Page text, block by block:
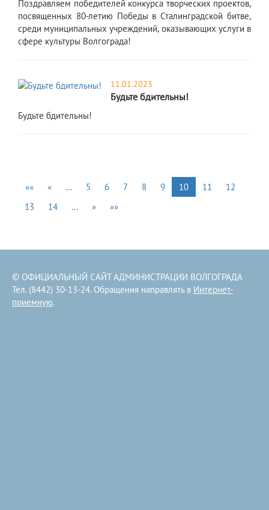
Поздравляем победителей конкурса творческих проектов,
посвященных 80-летию Победы в Сталинградской битве,
среди муниципальных учреждений, оказывающих услуги в
сфере культуры Волгограда!
11.01.2023
Будьте бдительны!
​Будьте бдительны!
«« « … 5 6 7 8 9 10 11
12
13
14 … » »»
© ОФИЦИАЛЬНЫЙ САЙТ АДМИНИСТРАЦИИ ВОЛГОГРАДА
Тел. (8442) 30-13-24. Обращения направлять в Интернет-
приемную.